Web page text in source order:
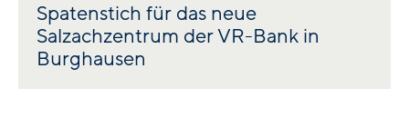
Spatenstich für das neue
Salzachzentrum der VR-Bank in
Burghausen